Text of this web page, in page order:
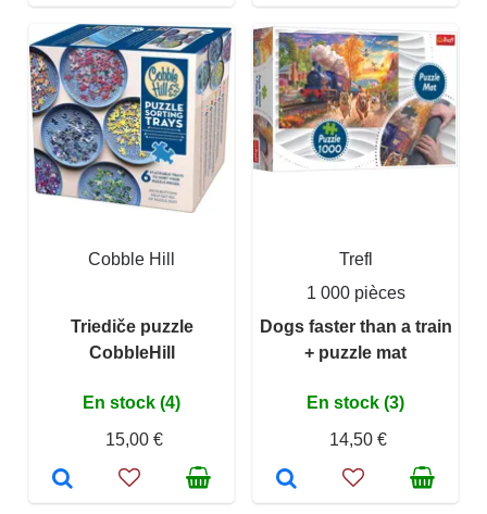
Cobble Hill
Triediče puzzle
CobbleHill
En stock (4)
15,00 €
Trefl
1 000 pièces
Dogs faster than a train
+ puzzle mat
En stock (3)
14,50 €